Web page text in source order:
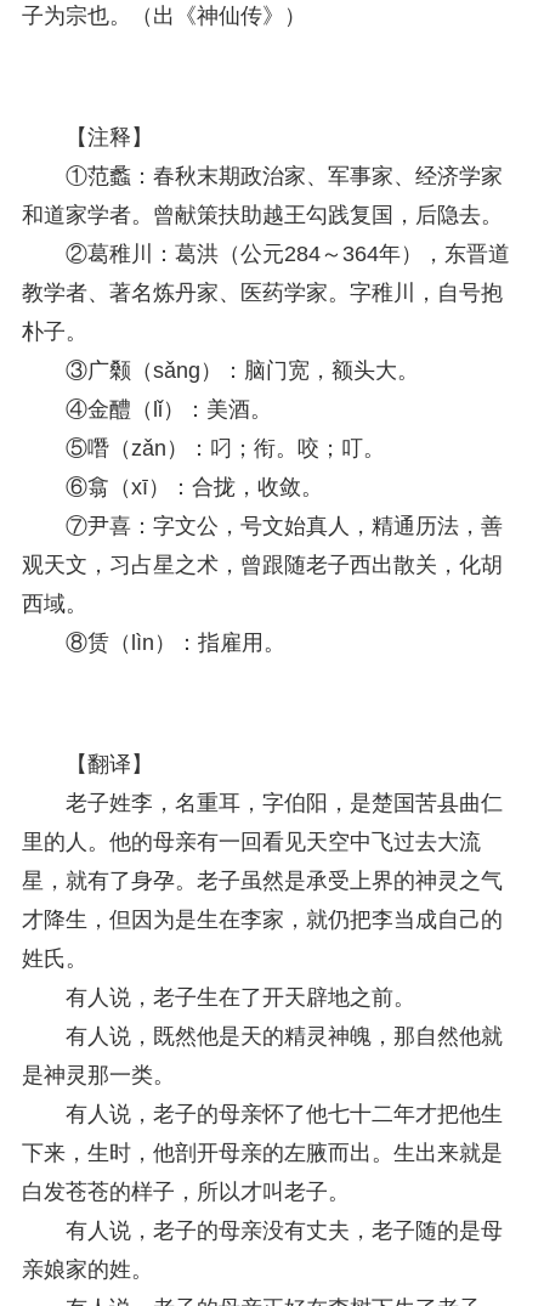
子为宗也。（出《神仙传》）
【注释】
①范蠡：春秋末期政治家、军事家、经济学家
和道家学者。曾献策扶助越王勾践复国，后隐去。
②葛稚川：葛洪（公元284～364年），东晋道
教学者、著名炼丹家、医药学家。字稚川，自号抱
朴子。
③广颡（sǎng）：脑门宽，额头大。
④金醴（lǐ）：美酒。
⑤噆（zǎn）：叼；衔。咬；叮。
⑥翕（xī）：合拢，收敛。
⑦尹喜：字文公，号文始真人，精通历法，善
观天文，习占星之术，曾跟随老子西出散关，化胡
西域。
⑧赁（lìn）：指雇用。
【翻译】
老子姓李，名重耳，字伯阳，是楚国苦县曲仁
里的人。他的母亲有一回看见天空中飞过去大流
星，就有了身孕。老子虽然是承受上界的神灵之气
才降生，但因为是生在李家，就仍把李当成自己的
姓氏。
有人说，老子生在了开天辟地之前。
有人说，既然他是天的精灵神魄，那自然他就
是神灵那一类。
有人说，老子的母亲怀了他七十二年才把他生
下来，生时，他剖开母亲的左腋而出。生出来就是
白发苍苍的样子，所以才叫老子。
有人说，老子的母亲没有丈夫，老子随的是母
亲娘家的姓。